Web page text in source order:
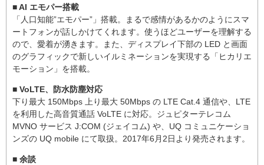
■ AI エモパー搭載
「人口知能”エモパー”」搭載。まるで感情があるかのようにスマ
ートフォンが話しかけてくれます。使うほどユーザーを理解する
ので、愛着が湧きます。また、ディスプレイ下部の LED と画面
のグラフィックで新しいイルミネーションを実現する「ヒカリエ
モーション」を搭載。
■ VoLTE、防水防塵対応
下り最大 150Mbps 上り最大 50Mbps の LTE Cat.4 通信や、LTE
を利用した高音質通話 VoLTE に対応。ジュピターテレコム
MVNO サービス J:COM (ジェイコム) や、UQ コミュニケーショ
ンズの UQ mobile にて取扱。2017年6月2日より発売されます。
■ 余談